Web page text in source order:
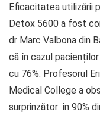
Eficacitatea utilizării
Detox 5600 a fost
dr Marc Valbona din
că în cazul
cu 76%. Profesorul
Medical College a
surprinzător: în 90%